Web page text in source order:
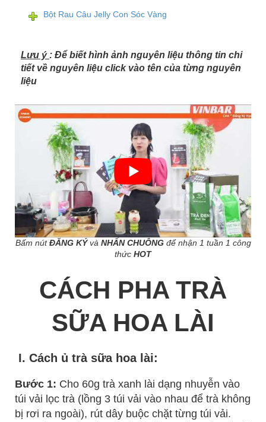
Bột Rau Câu Jelly Con Sóc Vàng
Lưu ý : Để biết hình ảnh nguyên liệu thông tin chi
tiết về nguyên liệu click vào tên của từng nguyên
liệu
Bấm nútĐĂNG KÝvàNHẤN CHUÔNG để nhận 1 tuần 1 công
thức HOT
CÁCH PHA TRÀ
SỮA HOA LÀI
I. Cách ủ trà sữa hoa lài:
Bước 1: Cho 60g trà xanh lài dạng nhuyễn vào
túi vải lọc trà (lồng 3 túi vải vào nhau để trà không
bị rơi ra ngoài), rút dây buộc chặt từng túi vải.